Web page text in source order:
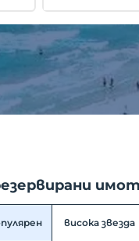
висока звезда